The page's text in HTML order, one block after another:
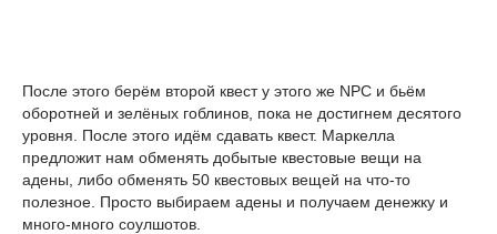
После этого берём второй квест у этого же NPC и бьём
оборотней и зелёных гоблинов, пока не достигнем десятого
уровня. После этого идём сдавать квест. Маркелла
предложит нам обменять добытые квестовые вещи на
адены, либо обменять 50 квестовых вещей на что-то
полезное. Просто выбираем адены и получаем денежку и
много-много соулшотов.